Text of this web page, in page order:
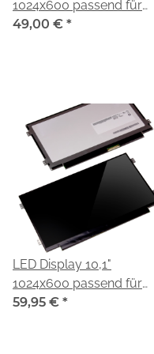
1024x600 passend für
HannStar HSD101PFW2-
49,00 € *
LED Display 10,1"
1024x600 passend für
HannStar HSD101PFW4-
59,95 € *